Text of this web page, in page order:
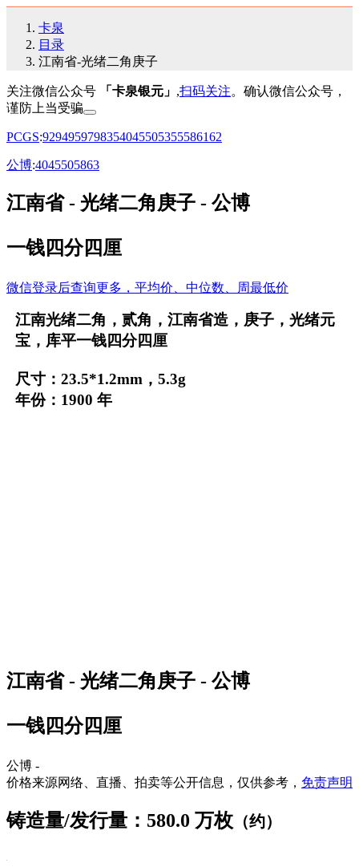
卡泉
目录
江南省-光绪二角庚子
关注微信公众号 「卡泉银元」 ,扫码关注。确认微信公众号，
谨防上当受骗
PCGS:9294959798354045505355586162
公博:4045505863
江南省 - 光绪二角庚子 - 公博
一钱四分四厘
微信登录后查询更多，平均价、中位数、周最低价
江南光绪二角，贰角，江南省造，庚子，光绪元
宝，库平一钱四分四厘
尺寸：23.5*1.2mm，5.3g
年份：1900 年
江南省 - 光绪二角庚子 - 公博
一钱四分四厘
公博 -
价格来源网络、直播、拍卖等公开信息，仅供参考， 免责声明
铸造量/发行量：580.0 万枚 （约）